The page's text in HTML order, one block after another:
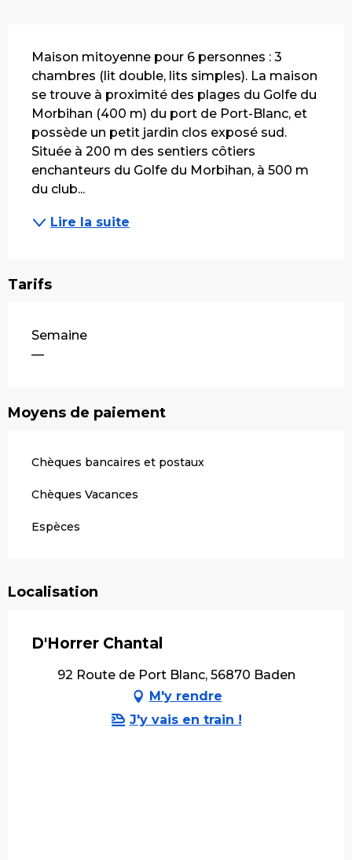
Maison mitoyenne pour 6 personnes : 3
chambres (lit double, lits simples). La maison
se trouve à proximité des plages du Golfe du
Morbihan (400 m) du port de Port-Blanc, et
possède un petit jardin clos exposé sud.
Située à 200 m des sentiers côtiers
enchanteurs du Golfe du Morbihan, à 500 m
du club...
Lire la suite
Tarifs
Tarifs 2026
Semaine
—
Moyens de paiement
Chèques bancaires et postaux
Chèques Vacances
Espèces
Localisation
D'Horrer Chantal
92 Route de Port Blanc, 56870 Baden
M'y rendre
J'y vais en train !